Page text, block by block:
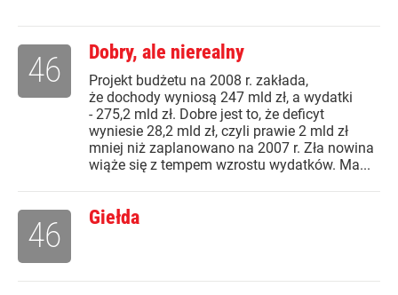
Dobry, ale nierealny
Projekt budżetu na 2008 r. zakłada,
że dochody wyniosą 247 mld zł, a wydatki
- 275,2 mld zł. Dobre jest to, że deficyt
wyniesie 28,2 mld zł, czyli prawie 2 mld zł
mniej niż zaplanowano na 2007 r. Zła nowina
wiąże się z tempem wzrostu wydatków. Ma...
46
Giełda
46